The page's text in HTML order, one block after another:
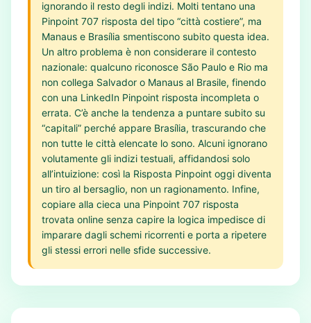
ignorando il resto degli indizi. Molti tentano una
Pinpoint 707 risposta del tipo “città costiere”, ma
Manaus e Brasília smentiscono subito questa idea.
Un altro problema è non considerare il contesto
nazionale: qualcuno riconosce São Paulo e Rio ma
non collega Salvador o Manaus al Brasile, finendo
con una LinkedIn Pinpoint risposta incompleta o
errata. C’è anche la tendenza a puntare subito su
“capitali” perché appare Brasília, trascurando che
non tutte le città elencate lo sono. Alcuni ignorano
volutamente gli indizi testuali, affidandosi solo
all’intuizione: così la Risposta Pinpoint oggi diventa
un tiro al bersaglio, non un ragionamento. Infine,
copiare alla cieca una Pinpoint 707 risposta
trovata online senza capire la logica impedisce di
imparare dagli schemi ricorrenti e porta a ripetere
gli stessi errori nelle sfide successive.